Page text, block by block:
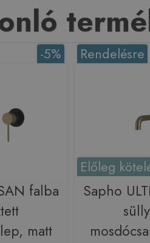
-5%
falba
matt
Rendelésre
Előleg
Sapho